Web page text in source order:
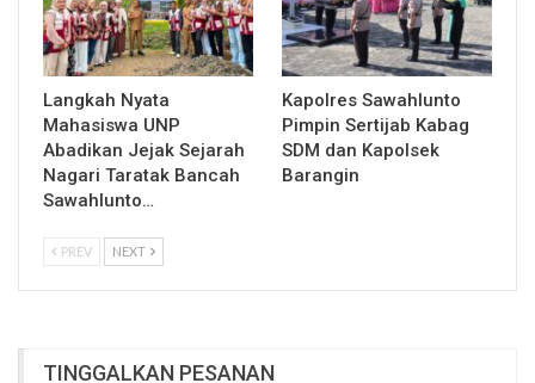
Langkah Nyata
Mahasiswa UNP
Abadikan Jejak Sejarah
Nagari Taratak Bancah
Sawahlunto…
Kapolres Sawahlunto
Pimpin Sertijab Kabag
SDM dan Kapolsek
Barangin
PREV NEXT
TINGGALKAN PESANAN